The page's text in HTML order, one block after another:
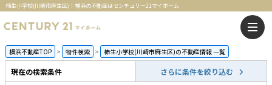
柿生小学校(川崎市麻生区)｜横浜の不動産はセンチュリー21マイホーム
横浜不動産TOP 物件検索 柿生小学校(川崎市麻生区)の不動産情報 一覧
現在の検索条件 さらに条件を絞り込む